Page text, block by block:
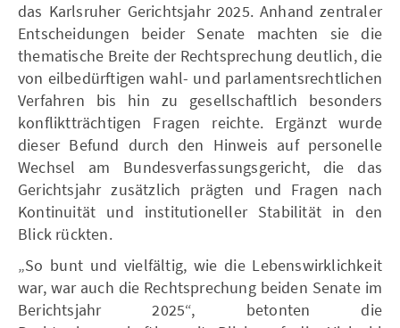
das Karlsruher Gerichtsjahr 2025. Anhand zentraler
Entscheidungen beider Senate machten sie die
thematische Breite der Rechtsprechung deutlich, die
von eilbedürftigen wahl- und parlamentsrechtlichen
Verfahren bis hin zu gesellschaftlich besonders
konfliktträchtigen Fragen reichte. Ergänzt wurde
dieser Befund durch den Hinweis auf personelle
Wechsel am Bundesverfassungsgericht, die das
Gerichtsjahr zusätzlich prägten und Fragen nach
Kontinuität und institutioneller Stabilität in den
Blick rückten.
„So bunt und vielfältig, wie die Lebenswirklichkeit
war, war auch die Rechtsprechung beiden Senate im
Berichtsjahr 2025“, betonten die